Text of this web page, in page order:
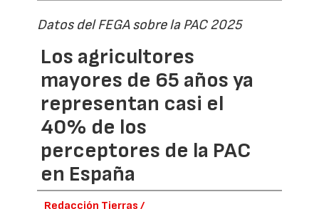
Datos del FEGA sobre la PAC 2025
Los agricultores
mayores de 65 años ya
representan casi el
40% de los
perceptores de la PAC
en España
Redacción Tierras /